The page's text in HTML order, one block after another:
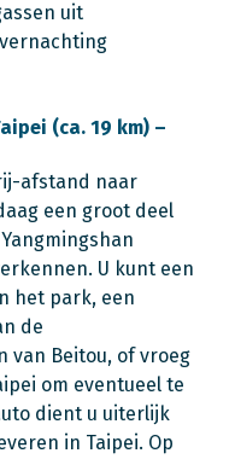
uit
(ca. 19 km) –
afstand naar
een groot deel
U kunt een
het park, een
de
van Beitou, of vroeg
om eventueel te
dient u uiterlijk
in Taipei. Op